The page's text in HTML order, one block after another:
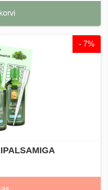
- 7%